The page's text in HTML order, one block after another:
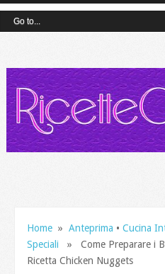
Home »Anteprima •Cucina
Speciali » Come Preparare i
Ricetta Chicken Nuggets